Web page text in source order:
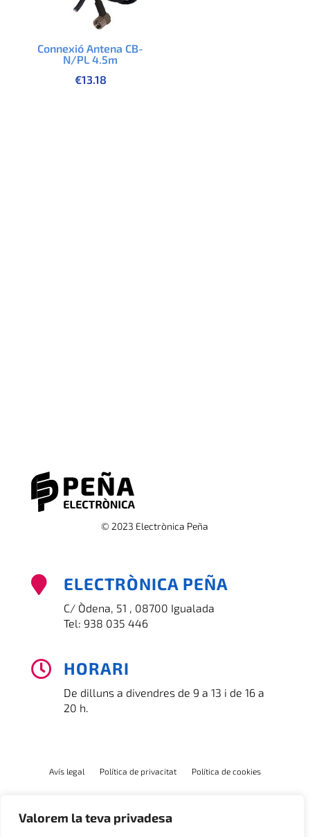
Valorem la teva privadesa
Connexió Antena CB-
N/PL 4.5m
€13.18
© 2023 Electrònica Peña
 ELECTRÒNICA PEÑA
C/ Òdena, 51 , 08700 Igualada
Tel: 938 035 446
 HORARI
De dilluns a divendres de 9 a 13 i de 16 a
20 h.
Avís legal Política de privacitat Política de cookies